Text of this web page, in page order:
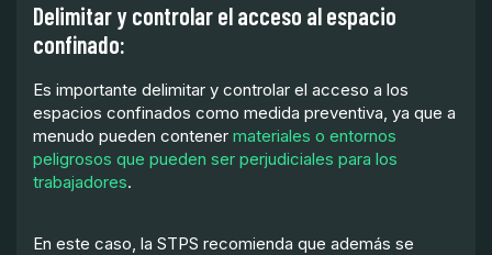
Delimitar y controlar el acceso al espacio
confinado:
Es importante delimitar y controlar el acceso a los
espacios confinados como medida preventiva, ya que a
menudo pueden contener materiales o entornos
peligrosos que pueden ser perjudiciales para los
trabajadores.
En este caso, la STPS recomienda que además se